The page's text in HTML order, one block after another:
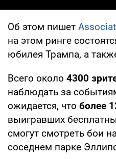
Об этом пишет
на этом ринге
юбилея Трампа, а
Всего около 4300
наблюдать за
ожидается, что более
выигравших
смогут смотреть бои
соседнем парке